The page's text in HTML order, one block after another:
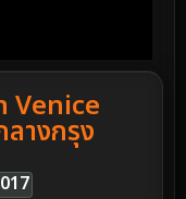
Venice
างกรุง